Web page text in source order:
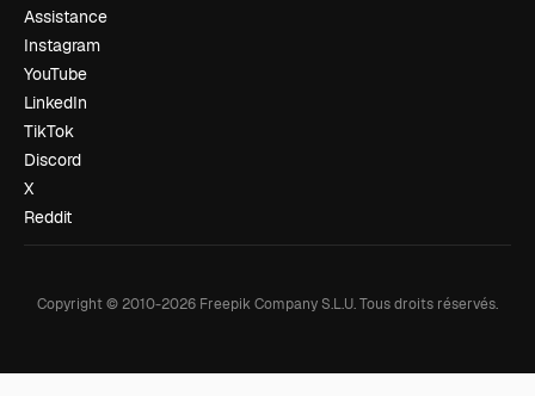
Assistance
Instagram
YouTube
LinkedIn
TikTok
Discord
X
Reddit
Copyright © 2010-2026 Freepik Company S.L.U.Tous droits réservés.